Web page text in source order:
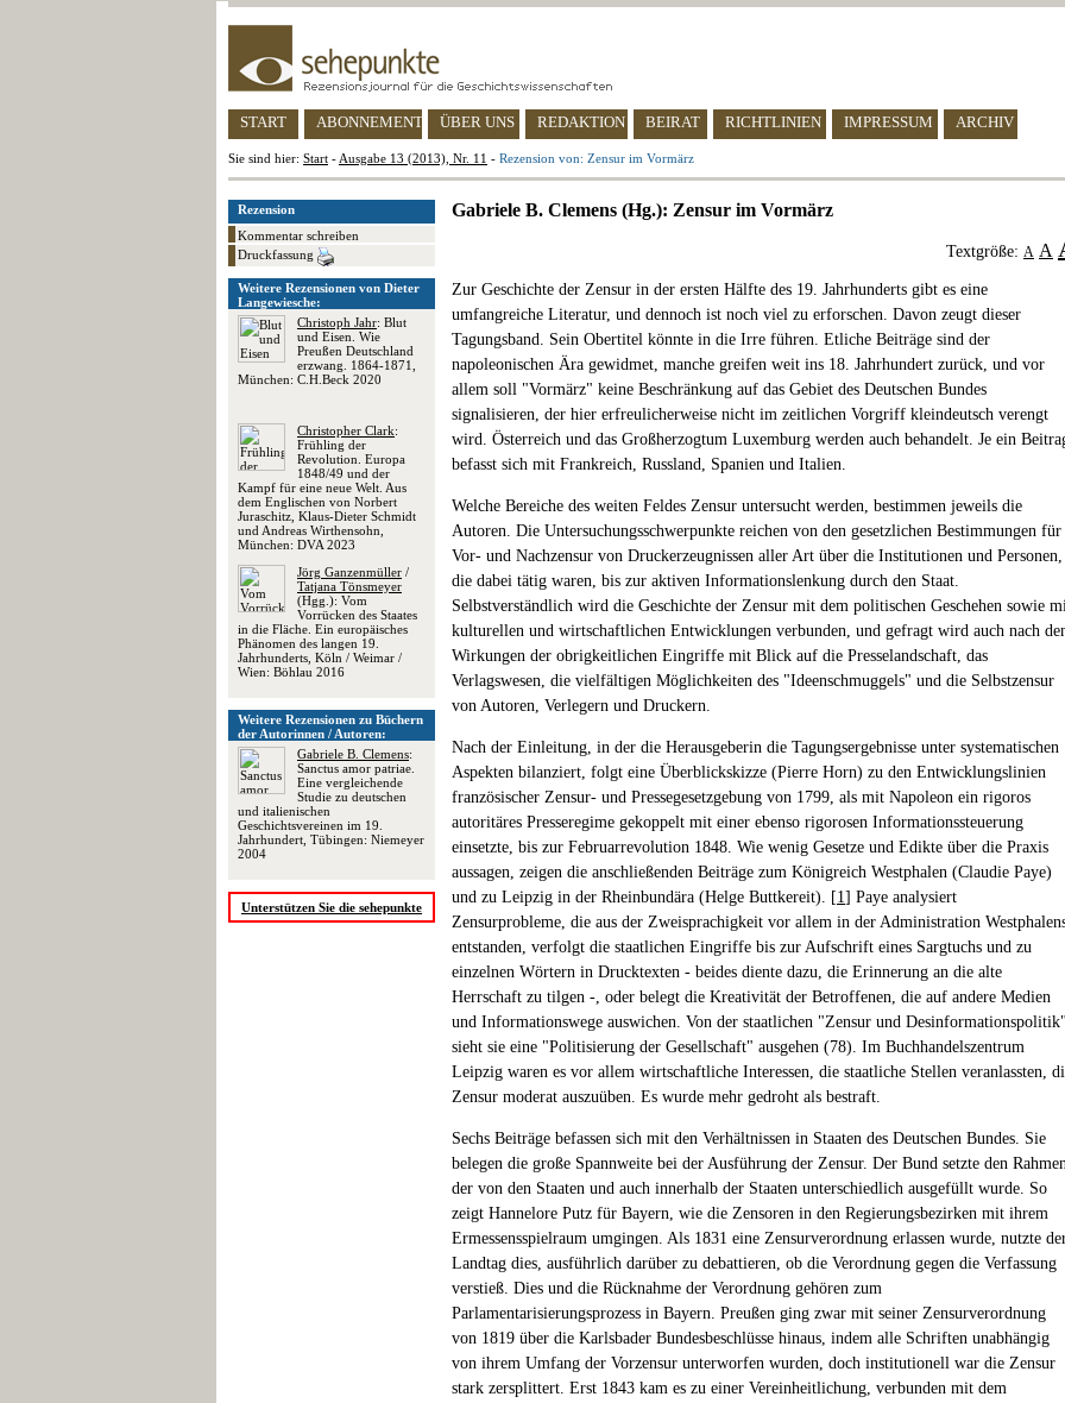
START ABONNEMENT ÜBER UNS REDAKTION BEIRAT RICHTLINIEN IMPRESSUM ARCHIV
Sie sind hier: Start - Ausgabe 13 (2013), Nr. 11 - Rezension von: Zensur im Vormärz
Rezension
Kommentar schreiben
Druckfassung
Weitere Rezensionen von Dieter
Langewiesche:
Christoph Jahr: Blut
und Eisen. Wie
Preußen Deutschland
erzwang. 1864-1871,
München: C.H.Beck 2020
Christopher Clark:
Frühling der
Revolution. Europa
1848/49 und der
Kampf für eine neue Welt. Aus
dem Englischen von Norbert
Juraschitz, Klaus-Dieter Schmidt
und Andreas Wirthensohn,
München: DVA 2023
Jörg Ganzenmüller /
Tatjana Tönsmeyer
(Hgg.): Vom
Vorrücken des Staates
in die Fläche. Ein europäisches
Phänomen des langen 19.
Jahrhunderts, Köln / Weimar /
Wien: Böhlau 2016
Weitere Rezensionen zu Büchern
der Autorinnen / Autoren:
Gabriele B. Clemens:
Sanctus amor patriae.
Eine vergleichende
Studie zu deutschen
und italienischen
Geschichtsvereinen im 19.
Jahrhundert, Tübingen: Niemeyer
2004
Unterstützen Sie die sehepunkte
Gabriele B. Clemens (Hg.): Zensur im Vormärz
Textgröße: A A
Zur Geschichte der Zensur in der ersten Hälfte des 19. Jahrhunderts gibt es eine
umfangreiche Literatur, und dennoch ist noch viel zu erforschen. Davon zeugt dieser
Tagungsband. Sein Obertitel könnte in die Irre führen. Etliche Beiträge sind der
napoleonischen Ära gewidmet, manche greifen weit ins 18. Jahrhundert zurück, und vor
allem soll "Vormärz" keine Beschränkung auf das Gebiet des Deutschen Bundes
signalisieren, der hier erfreulicherweise nicht im zeitlichen Vorgriff kleindeutsch verengt
wird. Österreich und das Großherzogtum Luxemburg werden auch behandelt. Je ein
befasst sich mit Frankreich, Russland, Spanien und Italien.
Welche Bereiche des weiten Feldes Zensur untersucht werden, bestimmen jeweils die
Autoren. Die Untersuchungsschwerpunkte reichen von den gesetzlichen Bestimmungen für
Vor- und Nachzensur von Druckerzeugnissen aller Art über die Institutionen und Personen,
die dabei tätig waren, bis zur aktiven Informationslenkung durch den Staat.
Selbstverständlich wird die Geschichte der Zensur mit dem politischen Geschehen sowie
kulturellen und wirtschaftlichen Entwicklungen verbunden, und gefragt wird auch nach
Wirkungen der obrigkeitlichen Eingriffe mit Blick auf die Presselandschaft, das
Verlagswesen, die vielfältigen Möglichkeiten des "Ideenschmuggels" und die Selbstzensur
von Autoren, Verlegern und Druckern.
Nach der Einleitung, in der die Herausgeberin die Tagungsergebnisse unter systematischen
Aspekten bilanziert, folgt eine Überblickskizze (Pierre Horn) zu den Entwicklungslinien
französischer Zensur- und Pressegesetzgebung von 1799, als mit Napoleon ein rigoros
autoritäres Presseregime gekoppelt mit einer ebenso rigorosen Informationssteuerung
einsetzte, bis zur Februarrevolution 1848. Wie wenig Gesetze und Edikte über die Praxis
aussagen, zeigen die anschließenden Beiträge zum Königreich Westphalen (Claudie Paye)
und zu Leipzig in der Rheinbundära (Helge Buttkereit). [1] Paye analysiert
Zensurprobleme, die aus der Zweisprachigkeit vor allem in der Administration
entstanden, verfolgt die staatlichen Eingriffe bis zur Aufschrift eines Sargtuchs und zu
einzelnen Wörtern in Drucktexten - beides diente dazu, die Erinnerung an die alte
Herrschaft zu tilgen -, oder belegt die Kreativität der Betroffenen, die auf andere Medien
und Informationswege auswichen. Von der staatlichen "Zensur und Desinformationspolitik"
sieht sie eine "Politisierung der Gesellschaft" ausgehen (78). Im Buchhandelszentrum
Leipzig waren es vor allem wirtschaftliche Interessen, die staatliche Stellen veranlassten,
Zensur moderat auszuüben. Es wurde mehr gedroht als bestraft.
Sechs Beiträge befassen sich mit den Verhältnissen in Staaten des Deutschen Bundes. Sie
belegen die große Spannweite bei der Ausführung der Zensur. Der Bund setzte den
der von den Staaten und auch innerhalb der Staaten unterschiedlich ausgefüllt wurde. So
zeigt Hannelore Putz für Bayern, wie die Zensoren in den Regierungsbezirken mit ihrem
Ermessensspielraum umgingen. Als 1831 eine Zensurverordnung erlassen wurde, nutzte
Landtag dies, ausführlich darüber zu debattieren, ob die Verordnung gegen die Verfassung
verstieß. Dies und die Rücknahme der Verordnung gehören zum
Parlamentarisierungsprozess in Bayern. Preußen ging zwar mit seiner Zensurverordnung
von 1819 über die Karlsbader Bundesbeschlüsse hinaus, indem alle Schriften unabhängig
von ihrem Umfang der Vorzensur unterworfen wurden, doch institutionell war die Zensur
stark zersplittert. Erst 1843 kam es zu einer Vereinheitlichung, verbunden mit dem